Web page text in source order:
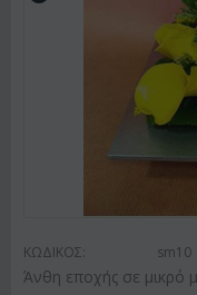
ΚΩΔΙΚΟΣ: sm10
Άνθη εποχής σε μικρό